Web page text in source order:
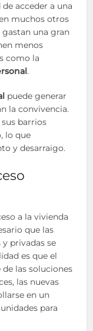
acceder a una
muchos otros
gastan una gran
menos
como la
.
puede generar
la convivencia.
sus barrios
lo que
y desarraigo.
a la vivienda
que las
privadas se
es que el
las soluciones
las nuevas
en un
para